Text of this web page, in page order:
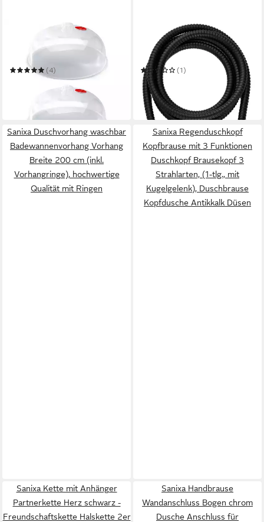
Mikrowellenbehälter
Mikrowellenabdeckhaube
Mikrowellenhaube
transparent
(4)
in 4-5 Werktagen bei dir
Brauseschlauch Qualitäts
Duschschlauch Edelstahl
schwarz 200 cm
(1)
12,90 €
-48%
in 4-5 Werktagen bei dir
Sanixa Duschvorhang waschbar
Badewannenvorhang Vorhang
Breite 200 cm (inkl.
Vorhangringe), hochwertige
Qualität mit Ringen
Sanixa Regenduschkopf
Kopfbrause mit 3 Funktionen
Duschkopf Brausekopf 3
Strahlarten, (1-tlg., mit
Kugelgelenk), Duschbrause
Kopfdusche Antikkalk Düsen
Sanixa Kette mit Anhänger
Partnerkette Herz schwarz -
Freundschaftskette Halskette 2er
Sanixa Handbrause
Wandanschluss Bogen chrom
Dusche Anschluss für